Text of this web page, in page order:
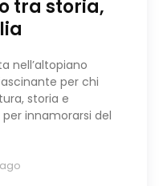
tra storia,
nell’altopiano
per chi
storia e
innamorarsi del